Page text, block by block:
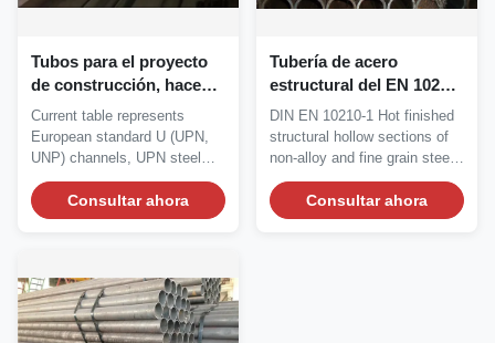
Tubos para el proyecto
de construcción, haces
de acero estructurales
Q235B del acero
estructural S275 del
canal U
Current table represents
European standard U (UPN,
UNP) channels, UPN steel
profile (UPN beam),...
Consultar ahora
Tubería de acero
estructural del EN 10210-
1 del estruendo/tubo
inconsútil acabado en
caliente del acero de
carbono
DIN EN 10210-1 Hot finished
structural hollow sections of
non-alloy and fine grain steels
DIN EN...
Consultar ahora